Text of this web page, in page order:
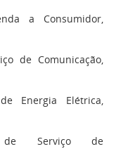
a Consumidor,
de Comunicação,
Energia Elétrica,
Serviço de